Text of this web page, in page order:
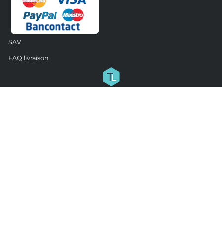
SAV
FAQ livraison